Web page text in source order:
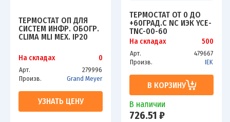
ТЕРМОСТАТ ОП ДЛЯ
СИСТЕМ ИНФР. ОБОГР.
CLIMA MLI МЕХ. IP20
ORBIS OB320522
На складах 0
Арт.
279996
Произв.
Grand Meyer
УЗНАТЬ ЦЕНУ
ТЕРМОСТАТ ОТ 0 ДО
+60ГРАД.С NC ИЭК YCE-
TNC-00-60
На складах 500
Арт.
479667
Произв.
IEK
В КОРЗИНУ
В наличии
726.51 ₽